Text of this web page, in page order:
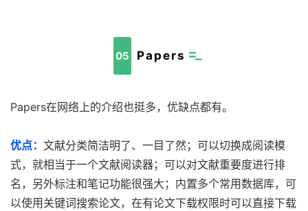
05 Papers
Papers在网络上的介绍也挺多，优缺点都有。
优点： 文献分类简洁明了、一目了然；可以切换成阅读模
式，就相当于一个文献阅读器；可以对文献重要度进行排
名，另外标注和笔记功能很强大；内置多个常用数据库，可
以使用关键词搜索论文，在有论文下载权限时可以直接下载